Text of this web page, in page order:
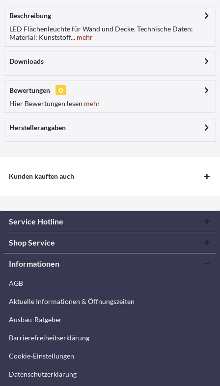
Beschreibung
LED Flächenleuchte für Wand und Decke. Technische Daten:
Material: Kunststoff... mehr
Downloads
Bewertungen
0
Hier Bewertungen lesen mehr
Herstellerangaben
Kunden kauften auch
Service Hotline
Shop Service
Informationen
AGB
Aktuelle Informationen & Öffnungszeiten
Ausbau-Ratgeber
Barrierefreiheitserklärung
Cookie-Einstellungen
Datenschutzerklärung